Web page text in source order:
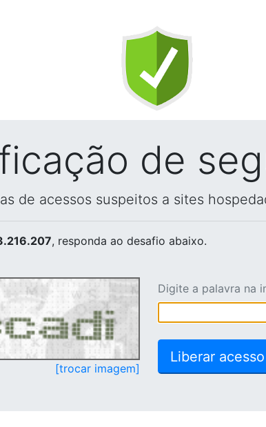
de
de acessos suspeitos a sites
, responda ao desafio abaixo.
[trocar imagem]
Digite a palavra na